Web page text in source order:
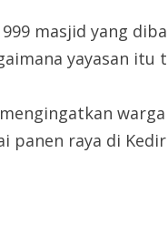
masjid yang
yayasan itu
panen raya di